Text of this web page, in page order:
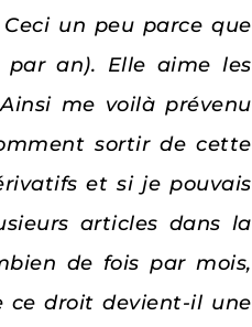
un peu parce que
an). Elle aime les
me voilà prévenu
sortir de cette
et si je pouvais
articles dans la
de fois par mois,
ce droit devient-il une